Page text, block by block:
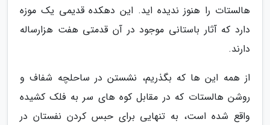
هالستات را هنوز ندیده اید. این دهکده قدیمی یک موزه
دارد که آثار باستانی موجود در آن قدمتی هفت هزارساله
دارند.
از همه این ها که بگذریم، نشستن در ساحلچه شفاف و
روشن هالستات که در مقابل کوه های سر به فلک کشیده
واقع شده است، به تنهایی برای حبس کردن نفستان در